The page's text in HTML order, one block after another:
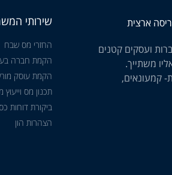
ועסקים קטנים
משתייך.
קמעונאים,
שירותי
החזרי מס שבח
הקמת חברה
הקמת עוסק
תכנון מס וייעוץ
ביקורת דוחות
הצהרות הון